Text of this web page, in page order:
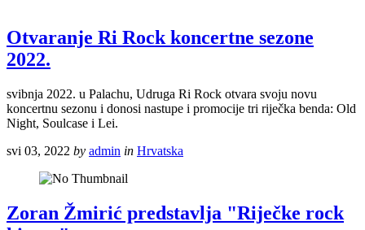
Otvaranje Ri Rock koncertne sezone
2022.
svibnja 2022. u Palachu, Udruga Ri Rock otvara svoju novu
koncertnu sezonu i donosi nastupe i promocije tri riječka benda: Old
Night, Soulcase i Lei.
svi 03, 2022 by admin in Hrvatska
Zoran Žmirić predstavlja "Riječke rock